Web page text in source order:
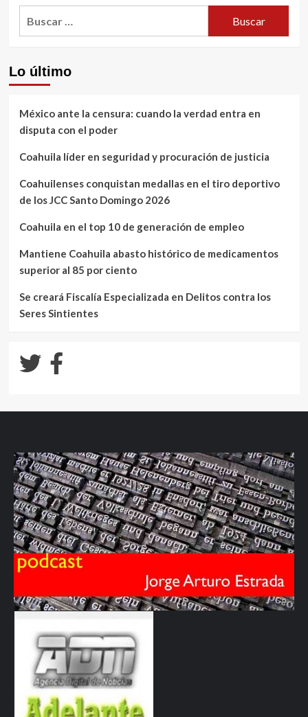
Lo último
México ante la censura: cuando la verdad entra en
disputa con el poder
Coahuila líder en seguridad y procuración de justicia
Coahuilenses conquistan medallas en el tiro deportivo
de los JCC Santo Domingo 2026
Coahuila en el top 10 de generación de empleo
Mantiene Coahuila abasto histórico de medicamentos
superior al 85 por ciento
Se creará Fiscalía Especializada en Delitos contra los
Seres Sintientes